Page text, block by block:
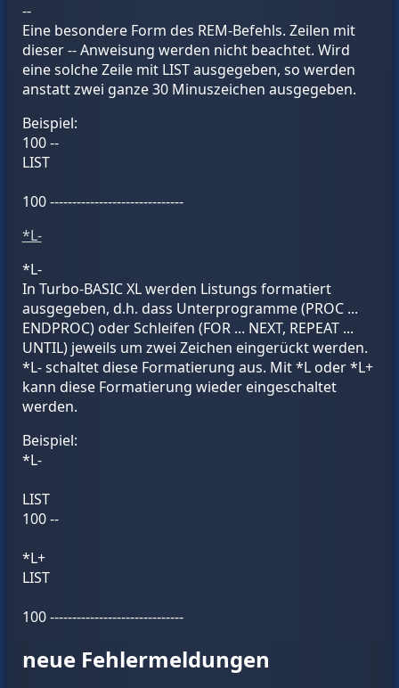
--
Eine besondere Form des REM-Befehls. Zeilen mit
dieser -- Anweisung werden nicht beachtet. Wird
eine solche Zeile mit LIST ausgegeben, so werden
anstatt zwei ganze 30 Minuszeichen ausgegeben.
Beispiel:
100 --
LIST
100 ------------------------------
*L-
*L-
In Turbo-BASIC XL werden Listungs formatiert
ausgegeben, d.h. dass Unterprogramme (PROC ...
ENDPROC) oder Schleifen (FOR ... NEXT, REPEAT ...
UNTIL) jeweils um zwei Zeichen eingerückt werden.
*L- schaltet diese Formatierung aus. Mit *L oder *L+
kann diese Formatierung wieder eingeschaltet
werden.
Beispiel:
*L-
LIST
100 --
*L+
LIST
100 ------------------------------
neue Fehlermeldungen